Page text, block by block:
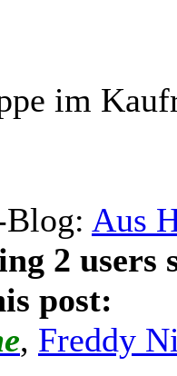
im
Aus
2 users
post:
, Freddy